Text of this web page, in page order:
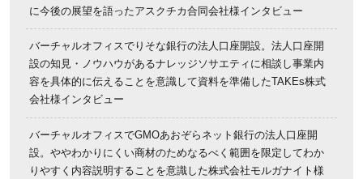
に今後の展望を語ったアスクチカ合同会社様インタビュー
バーチャルオフィスでりそな銀行の法人口座開設。法人口座開
設の知見・ノウハウがあるナレッジソサエティに相談し事業内
容を具体的に伝えることを意識して資料を準備したTAKEs株式
会社様インタビュー
バーチャルオフィスでGMOあおぞらネット銀行の法人口座開
設。ややわかりにくい商材のためなるべく範囲を限定してわか
りやすく内容説明することを意識した株式会社モルガナイト様